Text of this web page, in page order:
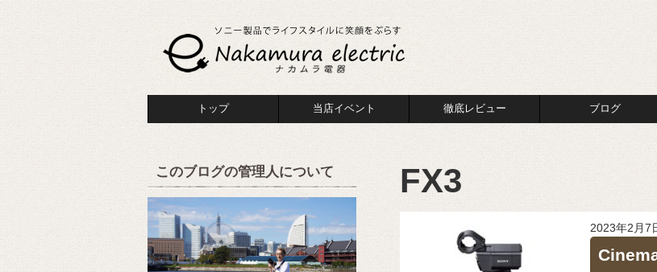
トップ 当店イベント 徹底レビュー ブログ
FX3
2023年2月7
このブログの管理人について